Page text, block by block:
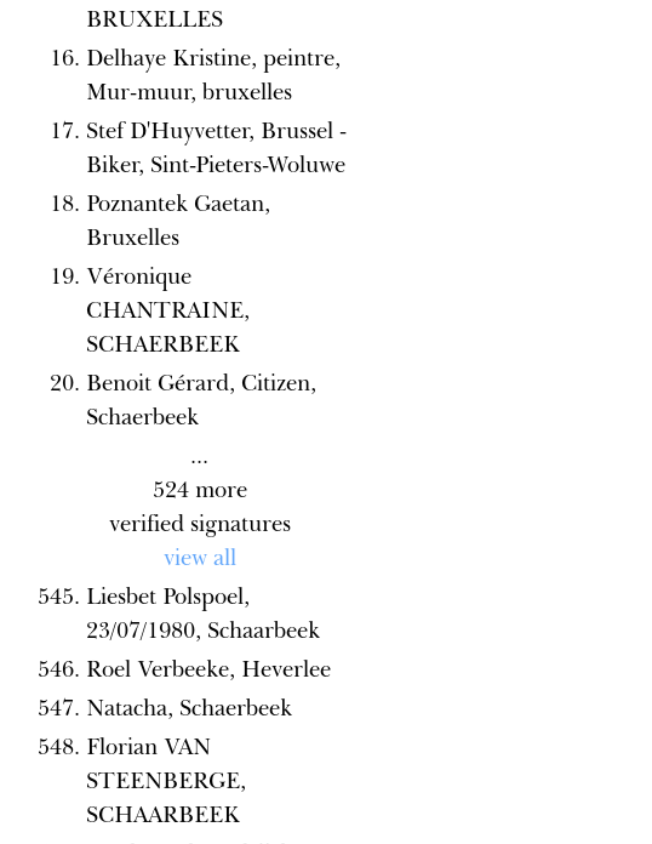
BRUXELLES
Delhaye Kristine, peintre,
Mur-muur, bruxelles
Stef D'Huyvetter, Brussel -
Biker, Sint-Pieters-Woluwe
Poznantek Gaetan,
Bruxelles
Véronique
CHANTRAINE,
SCHAERBEEK
Benoit Gérard, Citizen,
Schaerbeek
...
524 more
verified signatures
view all
Liesbet Polspoel,
23/07/1980, Schaarbeek
Roel Verbeeke, Heverlee
Natacha, Schaerbeek
Florian VAN
STEENBERGE,
SCHAARBEEK